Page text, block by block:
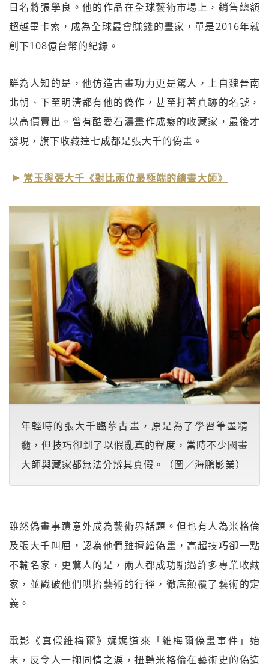
日名將張學良。他的作品在全球藝術市場上，銷售總額
超越畢卡索，成為全球最會賺錢的畫家，單是2016年就
創下108億台幣的紀錄。
鮮為人知的是，他仿造古畫功力更是驚人，上自魏晉南
北朝、下至明清都有他的偽作，甚至打著真跡的名號，
以高價賣出。曾有酷愛石濤畫作成癡的收藏家，最後才
發現，旗下收藏達七成都是張大千的偽畫。
常玉與張大千《對比兩位最極端的繪畫大師》
年輕時的張大千臨摹古畫，原是為了學習筆墨精
髓，但技巧卻到了以假亂真的程度，當時不少國畫
大師與藏家都無法分辨其真假。（圖／海鵬影業）
雖然偽畫事蹟意外成為藝術界話題。但也有人為米格倫
及張大千叫屈，認為他們雖擅繪偽畫，高超技巧卻一點
不輸名家，更驚人的是，兩人都成功騙過許多專業收藏
家，並戳破他們哄抬藝術的行徑，徹底顛覆了藝術的定
義。
電影《真假維梅爾》娓娓道來「維梅爾偽畫事件」始
末，反令人一掬同情之淚，扭轉米格倫在藝術史的偽造